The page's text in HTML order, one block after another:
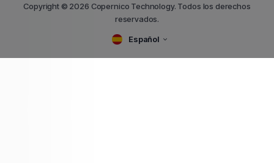
Copyright © 2026 Copernico Technology. Todos los derechos
reservados.
Español